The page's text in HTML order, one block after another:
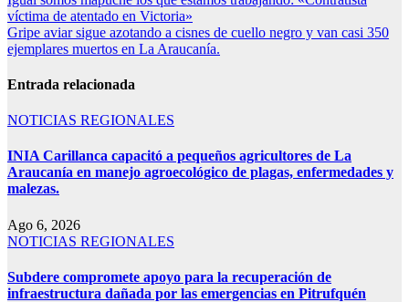
víctima de atentado en Victoria»
Gripe aviar sigue azotando a cisnes de cuello negro y van casi 350
ejemplares muertos en La Araucanía.
Entrada relacionada
NOTICIAS REGIONALES
INIA Carillanca capacitó a pequeños agricultores de La
Araucanía en manejo agroecológico de plagas, enfermedades y
malezas.
Ago 6, 2026
NOTICIAS REGIONALES
Subdere compromete apoyo para la recuperación de
infraestructura dañada por las emergencias en Pitrufquén